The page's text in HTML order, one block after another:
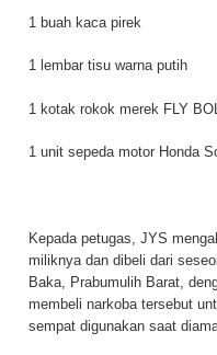
1 buah kaca pirek
1 lembar tisu warna putih
1 kotak rokok merek FLY
1 unit sepeda motor Honda
Kepada petugas, JYS
miliknya dan dibeli dari
Baka, Prabumulih Barat,
membeli narkoba tersebut
sempat digunakan saat